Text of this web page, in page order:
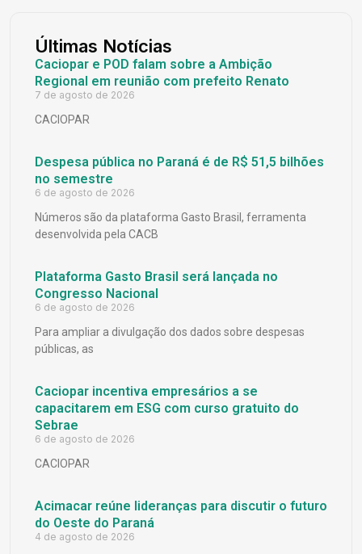
Últimas Notícias
Caciopar e POD falam sobre a Ambição
Regional em reunião com prefeito Renato
7 de agosto de 2026
CACIOPAR
Despesa pública no Paraná é de R$ 51,5 bilhões
no semestre
6 de agosto de 2026
Números são da plataforma Gasto Brasil, ferramenta
desenvolvida pela CACB
Plataforma Gasto Brasil será lançada no
Congresso Nacional
6 de agosto de 2026
Para ampliar a divulgação dos dados sobre despesas
públicas, as
Caciopar incentiva empresários a se
capacitarem em ESG com curso gratuito do
Sebrae
6 de agosto de 2026
CACIOPAR
Acimacar reúne lideranças para discutir o futuro
do Oeste do Paraná
4 de agosto de 2026